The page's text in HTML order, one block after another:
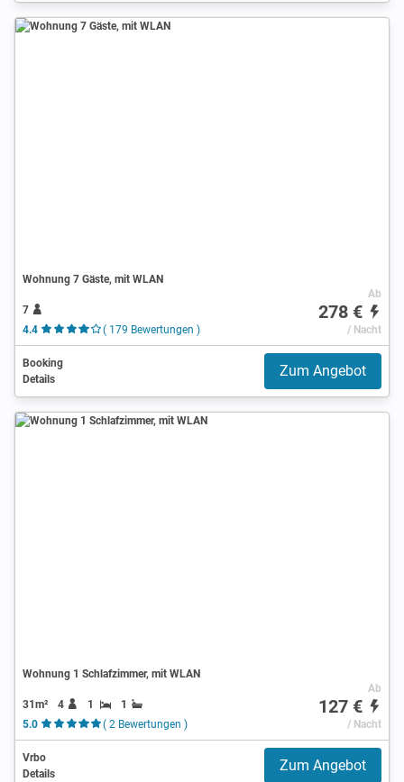
Wohnung 7 Gäste, mit WLAN
7
4.4
( 179 Bewertungen )
Ab
278 €
/ Nacht
Booking
Details
Zum Angebot
Wohnung 1 Schlafzimmer, mit WLAN
31m² 4 1
1
5.0
( 2 Bewertungen )
Ab
127 €
/ Nacht
Vrbo
Details
Zum Angebot